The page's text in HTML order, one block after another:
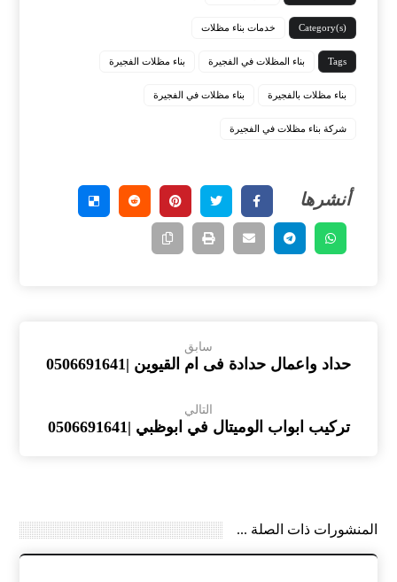
Category(s) خدمات بناء مظلات
Tags بناء المظلات في الفجيرة بناء مظلات الفجيرة
بناء مظلات بالفجيرة بناء مظلات في الفجيرة
شركة بناء مظلات في الفجيرة
سابق
حداد واعمال حدادة فى ام القيوين |0506691641
التالي
تركيب ابواب الوميتال في ابوظبي |0506691641
المنشورات ذات الصلة ...